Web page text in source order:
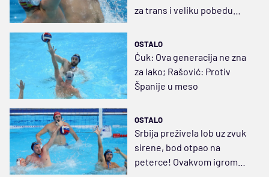
za trans i veliku pobedu
OSTALO
Ćuk: Ova generacija ne zna
za lako; Rašović: Protiv
Španije u meso
OSTALO
Srbija preživela lob uz zvuk
sirene, bod otpao na
peterce! Ovakvom igrom